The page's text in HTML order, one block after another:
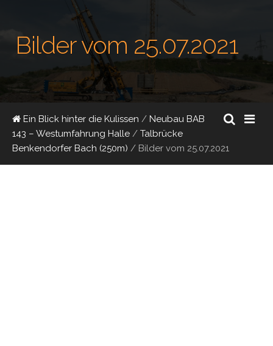
Bilder vom 25.07.2021
Ein Blick hinter die Kulissen / Neubau BAB
143 – Westumfahrung Halle / Talbrücke
Benkendorfer Bach (250m) / Bilder vom 25.07.2021